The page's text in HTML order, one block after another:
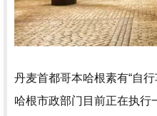
丹麦首都哥本哈根素有“自
哈根市政部门目前正在执行